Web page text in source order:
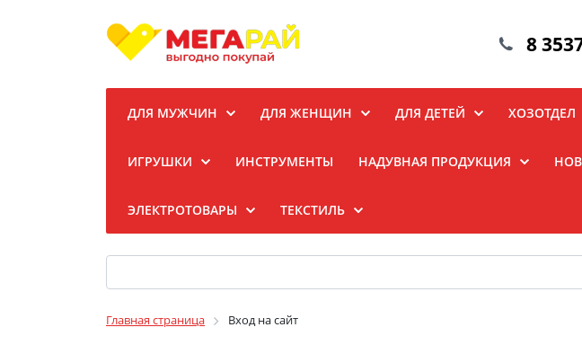
8
ДЛЯ МУЖЧИН ДЛЯ ЖЕНЩИН ДЛЯ ДЕТЕЙ ХОЗОТДЕЛ
ИГРУШКИ ИНСТРУМЕНТЫ НАДУВНАЯ ПРОДУКЦИЯ
ЭЛЕКТРОТОВАРЫ ТЕКСТИЛЬ
Главная страница Вход на сайт